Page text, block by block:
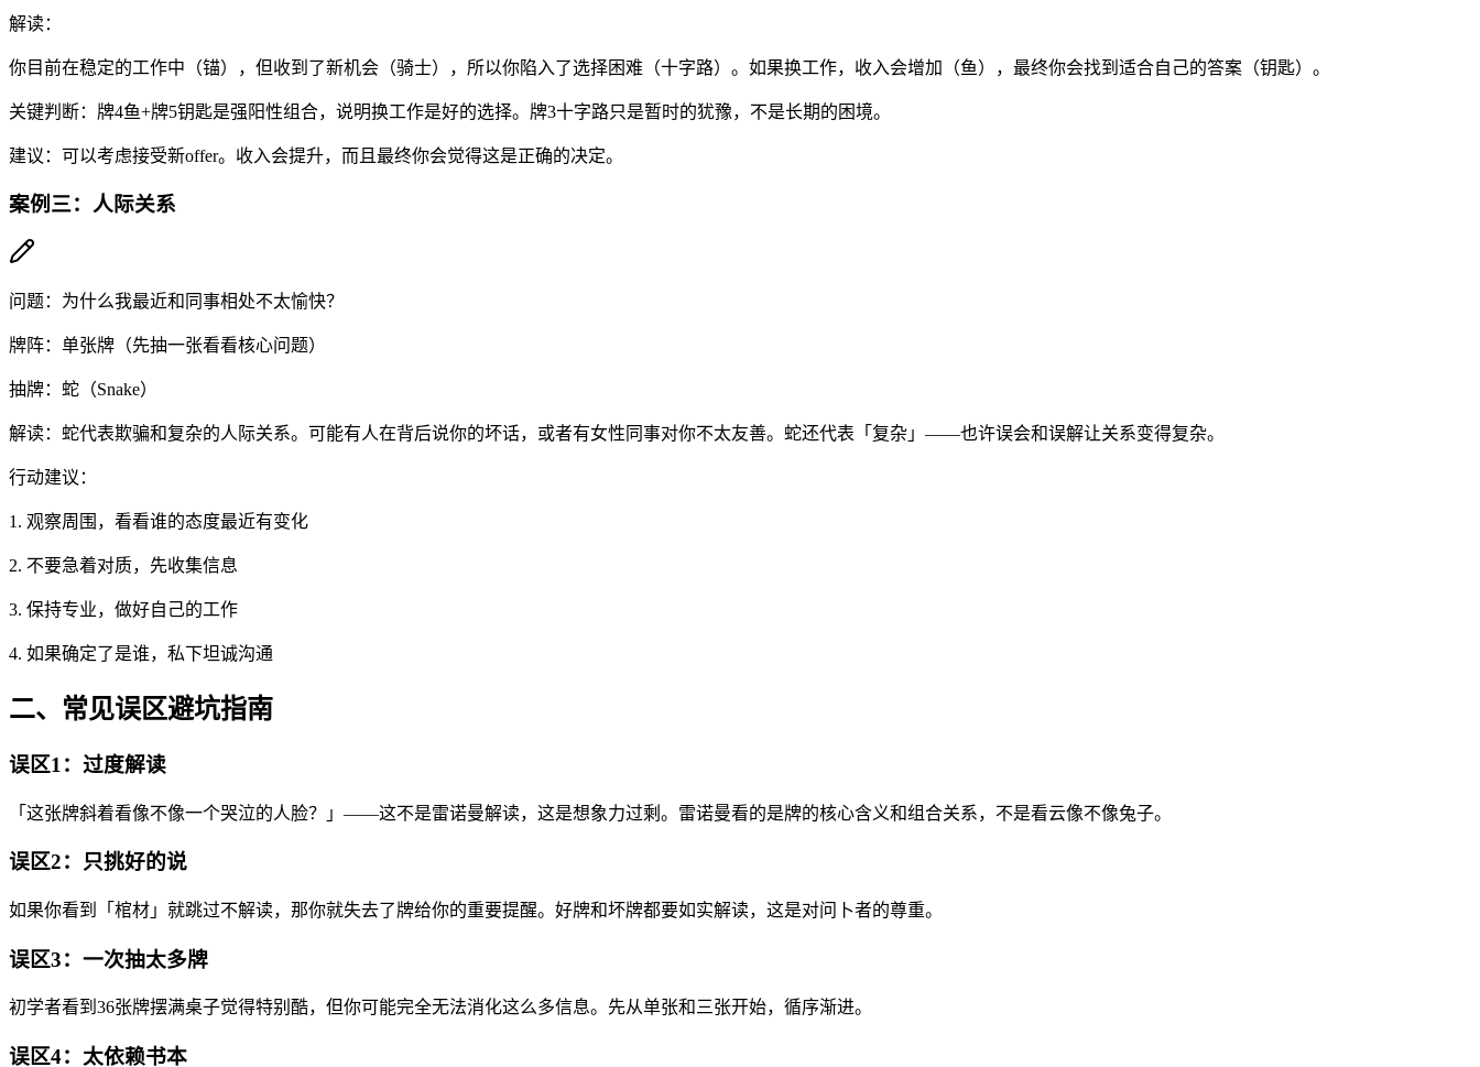
解读：
你目前在稳定的工作中（锚），但收到了新机会（骑士），所以你陷入了选择困难（十字路）。如果换工作，收入会增加（鱼），最终你会找到适合自己的答案（钥匙）。
关键判断：牌4鱼+牌5钥匙是强阳性组合，说明换工作是好的选择。牌3十字路只是暂时的犹豫，不是长期的困境。
建议：可以考虑接受新offer。收入会提升，而且最终你会觉得这是正确的决定。
案例三：人际关系
问题：为什么我最近和同事相处不太愉快？
牌阵：单张牌（先抽一张看看核心问题）
抽牌：蛇（Snake）
解读：蛇代表欺骗和复杂的人际关系。可能有人在背后说你的坏话，或者有女性同事对你不太友善。蛇还代表「复杂」——也许误会和误解让关系变得复杂。
行动建议：
1. 观察周围，看看谁的态度最近有变化
2. 不要急着对质，先收集信息
3. 保持专业，做好自己的工作
4. 如果确定了是谁，私下坦诚沟通
二、常见误区避坑指南
误区1：过度解读
「这张牌斜着看像不像一个哭泣的人脸？」——这不是雷诺曼解读，这是想象力过剩。雷诺曼看的是牌的核心含义和组合关系，不是看云像不像兔子。
误区2：只挑好的说
如果你看到「棺材」就跳过不解读，那你就失去了牌给你的重要提醒。好牌和坏牌都要如实解读，这是对问卜者的尊重。
误区3：一次抽太多牌
初学者看到36张牌摆满桌子觉得特别酷，但你可能完全无法消化这么多信息。先从单张和三张开始，循序渐进。
误区4：太依赖书本